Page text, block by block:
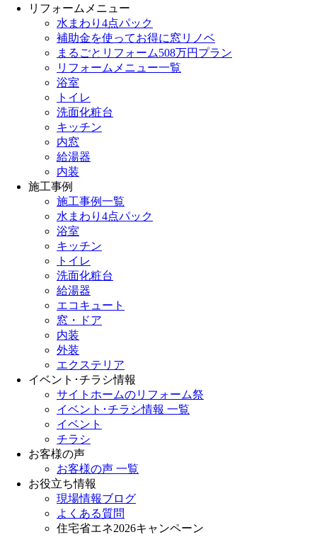
リフォームメニュー
水まわり4点パック
補助金を使ってお得に窓リノベ
まるごとリフォーム508万円プラン
リフォームメニュー一覧
浴室
トイレ
洗面化粧台
キッチン
内窓
給湯器
内装
施工事例
施工事例一覧
水まわり4点パック
浴室
キッチン
トイレ
洗面化粧台
給湯器
エコキュート
窓・ドア
内装
外装
エクステリア
イベント･チラシ情報
サイトホームのリフォーム祭
イベント･チラシ情報 一覧
イベント
チラシ
お客様の声
お客様の声 一覧
お役立ち情報
現場情報ブログ
よくある質問
住宅省エネ2026キャンペーン